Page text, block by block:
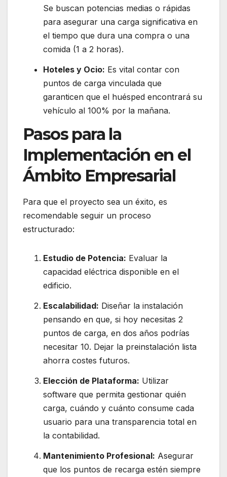
Se buscan potencias medias o rápidas
para asegurar una carga significativa en
el tiempo que dura una compra o una
comida (1 a 2 horas).
Hoteles y Ocio: Es vital contar con
puntos de carga vinculada que
garanticen que el huésped encontrará su
vehículo al 100% por la mañana.
Pasos para la
Implementación en el
Ámbito Empresarial
Para que el proyecto sea un éxito, es
recomendable seguir un proceso
estructurado:
Estudio de Potencia: Evaluar la
capacidad eléctrica disponible en el
edificio.
Escalabilidad: Diseñar la instalación
pensando en que, si hoy necesitas 2
puntos de carga, en dos años podrías
necesitar 10. Dejar la preinstalación lista
ahorra costes futuros.
Elección de Plataforma: Utilizar
software que permita gestionar quién
carga, cuándo y cuánto consume cada
usuario para una transparencia total en
la contabilidad.
Mantenimiento Profesional: Asegurar
que los puntos de recarga estén siempre